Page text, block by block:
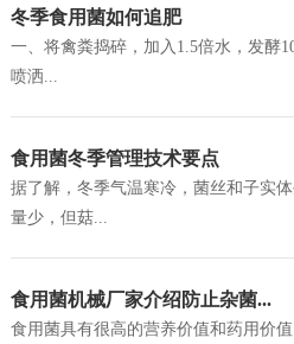
冬季食用菌如何追肥
一、将禽粪捣碎，加入1.5倍水，发酵
喷洒...
食用菌冬季管理技术要点
据了解，冬季气温寒冷，菌丝和子实
量少，但菇...
食用菌机械厂家介绍防止杂菌...
食用菌具有很高的营养价值和药用价